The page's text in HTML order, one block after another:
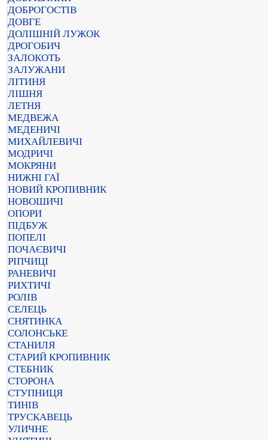
ДОБРОГОСТІВ
ДОВГЕ
ДОЛІШНІЙ ЛУЖОК
ДРОГОБИЧ
ЗАЛОКОТЬ
ЗАЛУЖАНИ
ЛІТИНЯ
ЛІШНЯ
ЛЕТНЯ
МЕДВЕЖА
МЕДЕНИЧІ
МИХАЙЛЕВИЧІ
МОДРИЧІ
МОКРЯНИ
НИЖНІ ГАЇ
НОВИЙ КРОПИВНИК
НОВОШИЧІ
ОПОРИ
ПІДБУЖ
ПОПЕЛІ
ПОЧАЄВИЧІ
РІПЧИЦІ
РАНЕВИЧІ
РИХТИЧІ
РОЛІВ
СЕЛЕЦЬ
СНЯТИНКА
СОЛОНСЬКЕ
СТАНИЛЯ
СТАРИЙ КРОПИВНИК
СТЕБНИК
СТОРОНА
СТУПНИЦЯ
ТИНІВ
ТРУСКАВЕЦЬ
УЛИЧНЕ